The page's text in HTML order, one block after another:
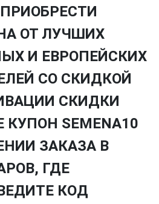
ОТ ЛУЧШИХ
И ЕВРОПЕЙСКИХ
СО СКИДКОЙ
СКИДКИ
SEMENA10
ЗАКАЗА В
ГДЕ
КОД